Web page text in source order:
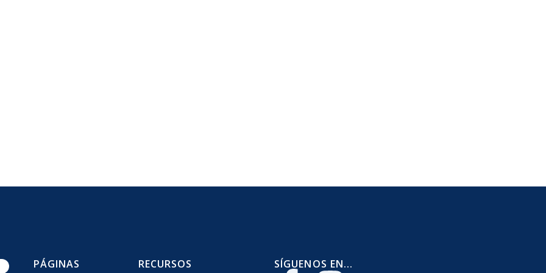
PÁGINAS RECURSOS SÍGUENOS EN...